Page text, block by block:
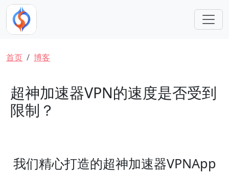
跳转到主要内容
面包屑
首页 博客
超神加速器VPN的速度是否受到
限制？
我们精心打造的超神加速器VPNApp